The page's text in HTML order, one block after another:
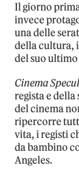
Il giorno
invece
una delle
della cultura,
del suo
Cinema
regista e della
del cinema
ripercorre
vita, i registi
da bambino
Angeles.